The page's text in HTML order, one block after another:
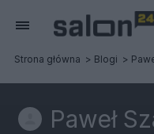
Strona główna Blogi
Paweł